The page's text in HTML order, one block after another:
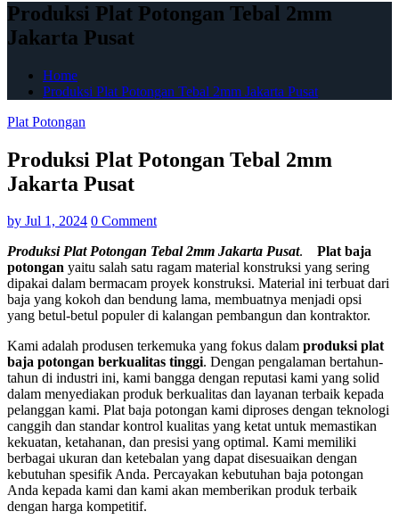
Produksi Plat Potongan Tebal 2mm
Jakarta Pusat
Home
Produksi Plat Potongan Tebal 2mm Jakarta Pusat
Plat Potongan
Produksi Plat Potongan Tebal 2mm
Jakarta Pusat
by Jul 1, 2024 0 Comment
Produksi Plat Potongan Tebal 2mm Jakarta Pusat. Plat baja
potongan yaitu salah satu ragam material konstruksi yang sering
dipakai dalam bermacam proyek konstruksi. Material ini terbuat dari
baja yang kokoh dan bendung lama, membuatnya menjadi opsi
yang betul-betul populer di kalangan pembangun dan kontraktor.
Kami adalah produsen terkemuka yang fokus dalam produksi plat
baja potongan berkualitas tinggi. Dengan pengalaman bertahun-
tahun di industri ini, kami bangga dengan reputasi kami yang solid
dalam menyediakan produk berkualitas dan layanan terbaik kepada
pelanggan kami. Plat baja potongan kami diproses dengan teknologi
canggih dan standar kontrol kualitas yang ketat untuk memastikan
kekuatan, ketahanan, dan presisi yang optimal. Kami memiliki
berbagai ukuran dan ketebalan yang dapat disesuaikan dengan
kebutuhan spesifik Anda. Percayakan kebutuhan baja potongan
Anda kepada kami dan kami akan memberikan produk terbaik
dengan harga kompetitif.